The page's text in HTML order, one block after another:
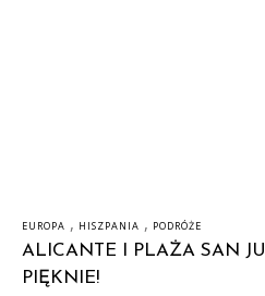
EUROPA , HISZPANIA , PODRÓŻE
ALICANTE I PLAŻA SAN
PIĘKNIE!